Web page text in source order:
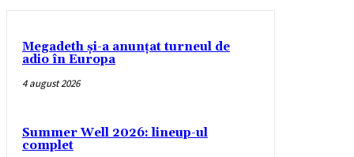
Megadeth și-a anunțat turneul de
adio în Europa
4 august 2026
Summer Well 2026: lineup-ul
complet